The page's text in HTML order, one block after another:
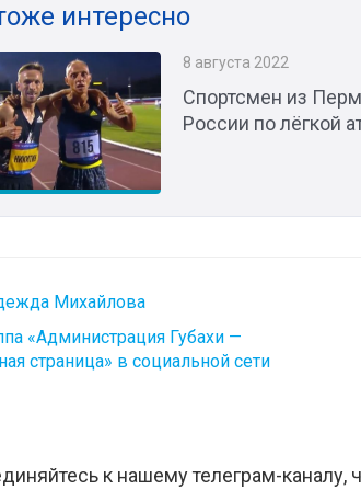
интересно
8 августа 2022
Спортсмен из
России по лëгкой
Михайлова
«Администрация Губахи —
страница» в социальной сети
к нашему телеграм-